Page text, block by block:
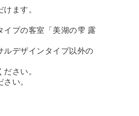
ます。
プの客室「美湖の雫 露
デザインタイプ以外の
さい。
い。